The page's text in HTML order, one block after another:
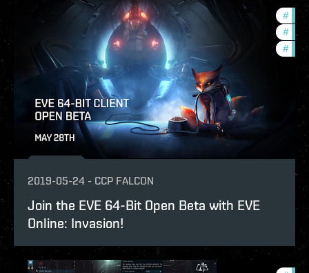
#
#
#
2019-05-24 - CCP FALCON
Join the EVE 64-Bit Open Beta with EVE
Online: Invasion!